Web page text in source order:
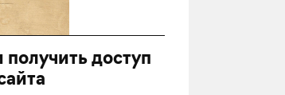
доступ